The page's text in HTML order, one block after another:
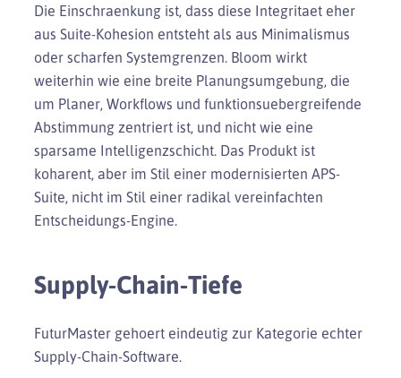
Die Einschraenkung ist, dass diese Integritaet eher
aus Suite-Kohesion entsteht als aus Minimalismus
oder scharfen Systemgrenzen. Bloom wirkt
weiterhin wie eine breite Planungsumgebung, die
um Planer, Workflows und funktionsuebergreifende
Abstimmung zentriert ist, und nicht wie eine
sparsame Intelligenzschicht. Das Produkt ist
koharent, aber im Stil einer modernisierten APS-
Suite, nicht im Stil einer radikal vereinfachten
Entscheidungs-Engine.
Supply-Chain-Tiefe
FuturMaster gehoert eindeutig zur Kategorie echter
Supply-Chain-Software.